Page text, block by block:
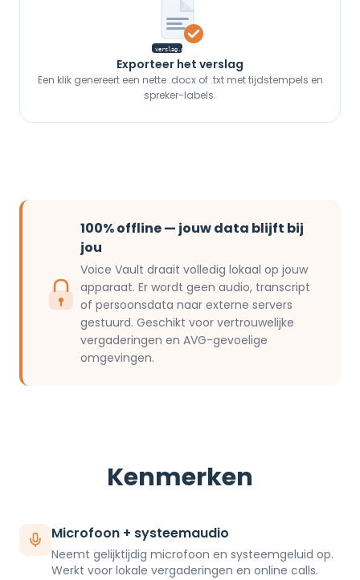
verslag.docx
Exporteer het verslag
Een klik genereert een nette .docx of .txt met tijdstempels en
spreker-labels.
100% offline — jouw data blijft bij
jou
Voice Vault draait volledig lokaal op jouw
apparaat. Er wordt geen audio, transcript
of persoonsdata naar externe servers
gestuurd. Geschikt voor vertrouwelijke
vergaderingen en AVG-gevoelige
omgevingen.
Kenmerken
Microfoon + systeemaudio
Neemt gelijktijdig microfoon en systeemgeluid op.
Werkt voor lokale vergaderingen en online calls.